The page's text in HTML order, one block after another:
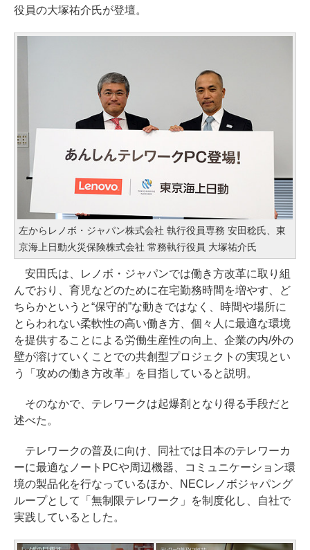
役員の大塚祐介氏が登壇。
左からレノボ・ジャパン株式会社 執行役員専務 安田稔氏、東
京海上日動火災保険株式会社 常務執行役員 大塚祐介氏
安田氏は、レノボ・ジャパンでは働き方改革に取り組
んでおり、育児などのために在宅勤務時間を増やす、ど
ちらかというと“保守的”な動きではなく、時間や場所に
とらわれない柔軟性の高い働き方、個々人に最適な環境
を提供することによる労働生産性の向上、企業の内/外の
壁が溶けていくことでの共創型プロジェクトの実現とい
う「攻めの働き方改革」を目指していると説明。
そのなかで、テレワークは起爆剤となり得る手段だと
述べた。
テレワークの普及に向け、同社では日本のテレワーカ
ーに最適なノートPCや周辺機器、コミュニケーション環
境の製品化を行なっているほか、NECレノボジャパング
ループとして「無制限テレワーク」を制度化し、自社で
実践しているとした。